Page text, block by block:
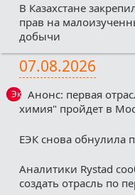
В Казахстане
прав на
добычи
07.08.2026
Эксклюзив
Анонс: первая
химия" пройдет в
ЕЭК снова обнулила
Аналитики Rystad
создать отрасль по